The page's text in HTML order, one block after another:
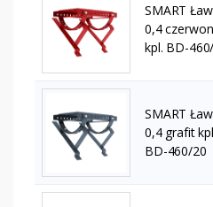
SMART
0,4
kpl. BD-
SMART
0,4 grafit
BD-460/20